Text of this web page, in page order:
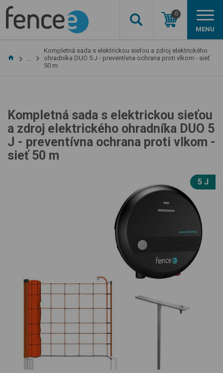
0
MENU
Kompletná sada s elektrickou sieťou a zdroj elektrického
ohradníka DUO 5 J - preventívna ochrana proti vlkom - sieť
50 m
Kompletná sada s elektrickou sieťou
a zdroj elektrického ohradníka DUO 5
J - preventívna ochrana proti vlkom -
sieť 50 m
5 J